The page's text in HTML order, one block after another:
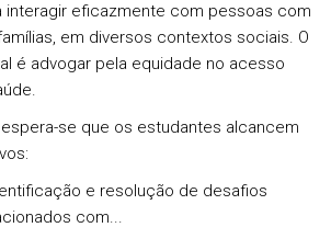
interagir eficazmente com pessoas com
em diversos contextos sociais. O
é advogar pela equidade no acesso
se que os estudantes alcancem
e resolução de desafios
com...